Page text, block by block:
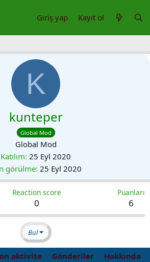
Giriş yap Kayıt ol
K
kunteper
Global Mod
Global Mod
Katılım 25 Eyl 2020
görülme 25 Eyl 2020
Reaction score
0
Puanları
6
Bul
aktivite Gönderiler Hakkında